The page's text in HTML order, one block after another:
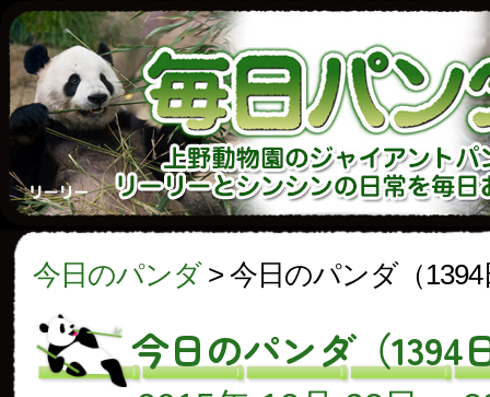
今日のパンダ> 今日のパンダ（1394
今日のパンダ（1394